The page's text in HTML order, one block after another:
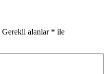
Gerekli alanlar * ile